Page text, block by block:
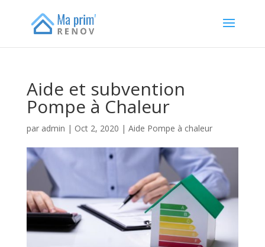
Aide et subvention
Pompe à Chaleur
par admin | Oct 2, 2020 | Aide Pompe à chaleur